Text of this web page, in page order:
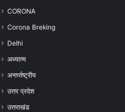
CORONA
Corona Breking
Delhi
अध्यात्म
अन्तर्राष्ट्रीय
उत्तर प्रदेश
उत्तराखंड